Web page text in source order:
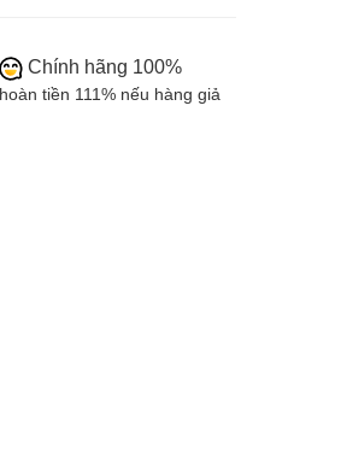
Chính hãng 100%
hoàn tiền 111% nếu hàng giả